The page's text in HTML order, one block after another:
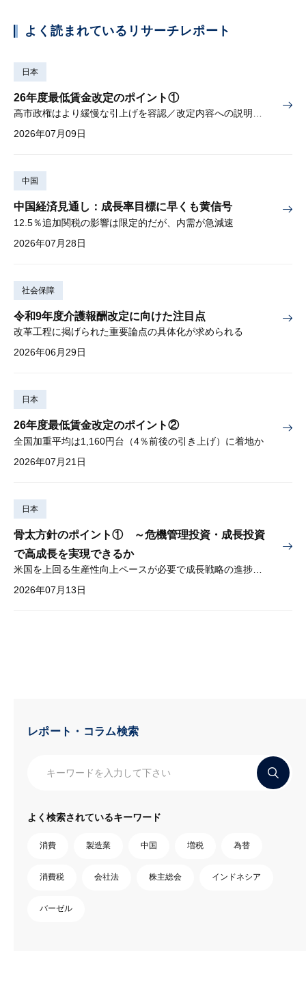
よく読まれているリサーチレポート
日本
26年度最低賃金改定のポイント①
高市政権はより緩慢な引上げを容認／改定内容への説明責任が焦点
2026年07月09日
中国
中国経済見通し：成長率目標に早くも黄信号
12.5％追加関税の影響は限定的だが、内需が急減速
2026年07月28日
社会保障
令和9年度介護報酬改定に向けた注目点
改革工程に掲げられた重要論点の具体化が求められる
2026年06月29日
日本
26年度最低賃金改定のポイント②
全国加重平均は1,160円台（4％前後の引き上げ）に着地か
2026年07月21日
日本
骨太方針のポイント① ～危機管理投資・成長投資
で高成長を実現できるか
米国を上回る生産性向上ペースが必要で成長戦略の進捗管理も課題
2026年07月13日
レポート・コラム検索
よく検索されているキーワード
消費 製造業 中国 増税 為替
消費税 会社法 株主総会 インドネシア
バーゼル